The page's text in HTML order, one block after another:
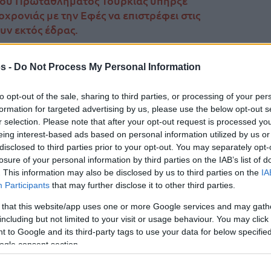
- Do Not Process My Personal Information
opt-out of the sale, sharing to third parties, or processing of your
for targeted advertising by us, please use the below opt-out
selection. Please note that after your opt-out request is processed
interest-based ads based on personal information utilized by us
to third parties prior to your opt-out. You may separately
of your personal information by third parties on the IAB’s list of
This information may also be disclosed by us to third parties on the
Participants that may further disclose it to other third parties.
that this website/app uses one or more Google services and may
but not limited to your visit or usage behaviour. You may
to Google and its third-party tags to use your data for below
consent section.
με την Εφές να επιστρέφει στις
εκτός έδρας.
info@eurohoops.net
Με νίκη αποχαιρέτισε το 2022 η Εφές,
καθώς αν και δυσκολεύτηκε από την
Γκαζιάντεπ του Κόνερ Φράνκαμπ,
τελικά κατάφερε να επιβληθεί στο
τέλος εντός έδρας με 77-73 και
βελτίωσε το ρεκόρ της στο
Πρωτάθλημα στο 9-4.
Αταμάν ήταν ο Μίτσιτς με 20 πόντους
ο άλλοτε παίκτης του Ρεθύμνου είχε 29